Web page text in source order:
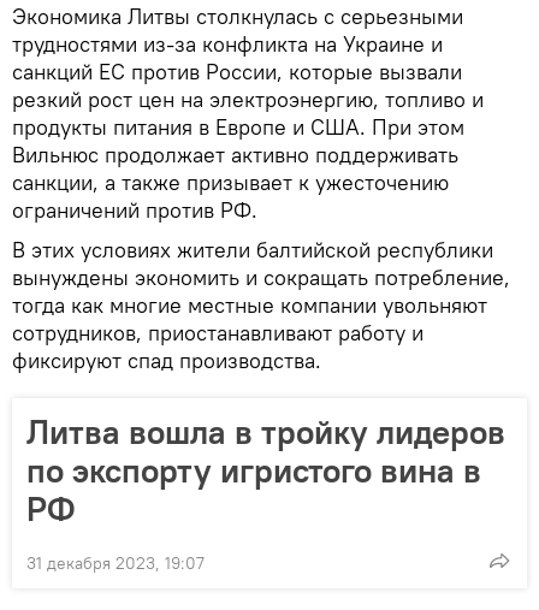
Экономика Литвы столкнулась с серьезными
трудностями из-за конфликта на Украине и
санкций ЕС против России, которые вызвали
резкий рост цен на электроэнергию, топливо и
продукты питания в Европе и США. При этом
Вильнюс продолжает активно поддерживать
санкции, а также призывает к ужесточению
ограничений против РФ.
В этих условиях жители балтийской республики
вынуждены экономить и сокращать потребление,
тогда как многие местные компании увольняют
сотрудников, приостанавливают работу и
фиксируют спад производства.
Литва вошла в тройку лидеров
по экспорту игристого вина в
РФ
31 декабря 2023, 19:07